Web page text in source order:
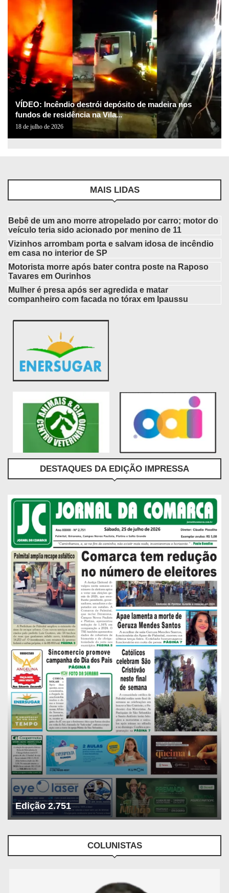
VÍDEO: Incêndio destrói depósito de madeira nos
fundos de residência na Vila...
18 de julho de 2026
MAIS LIDAS
Bebê de um ano morre atropelado por carro; motor do
veículo teria sido acionado por menino de 11
Vizinhos arrombam porta e salvam idosa de incêndio
em casa no interior de SP
Motorista morre após bater contra poste na Raposo
Tavares em Ourinhos
Mulher é presa após ser agredida e matar
companheiro com facada no tórax em Ipaussu
DESTAQUES DA EDIÇÃO IMPRESSA
Edição 2.751
COLUNISTAS